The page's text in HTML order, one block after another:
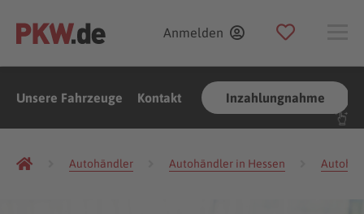
Anmelden
Unsere Fahrzeuge Kontakt Inzahlungnahme
Autohändler Autohändler in Hessen